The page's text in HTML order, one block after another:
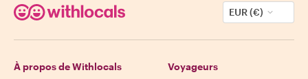
EUR (€)
À propos de Withlocals Voyageurs